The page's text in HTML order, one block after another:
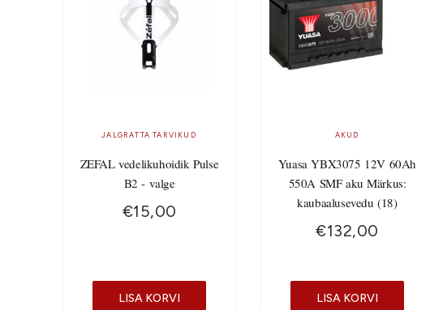
JALGRATTA TARVIKUD
ZEFAL vedelikuhoidik Pulse
B2 - valge
€15,00
LISA KORVI
AKUD
Yuasa YBX3075 12V 60Ah
550A SMF aku Märkus:
kaubaalusevedu (18)
€132,00
LISA KORVI